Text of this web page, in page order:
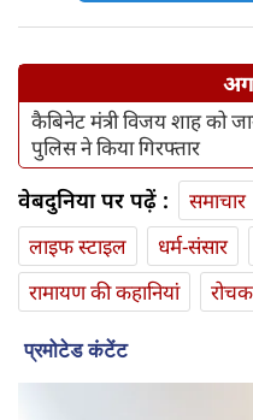
कैबिनेट मंत्री विजय शाह को
पुलिस ने किया गिरफ्तार
वेबदुनिया पर पढ़ें : समाचार
लाइफ स्‍टाइल
धर्म-संसार
रामायण की कहानियां